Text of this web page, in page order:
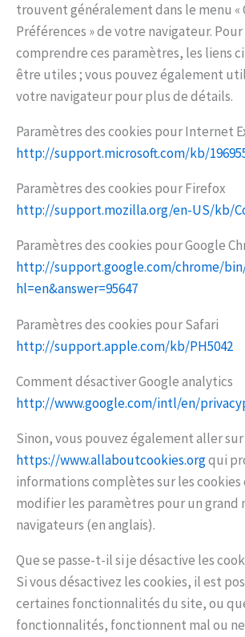
trouvent généralement dans le menu «
Préférences » de votre navigateur.
comprendre ces paramètres, les liens
être utiles ; vous pouvez également
votre navigateur pour plus de détails.
Paramètres des cookies pour Internet
http://support.microsoft.com/kb/
Paramètres des cookies pour Firefox
http://support.mozilla.org/en-US/kb/
Paramètres des cookies pour Google
http://support.google.com/chrome/
hl=en&answer=95647
Paramètres des cookies pour Safari
http://support.apple.com/kb/PH5042
Comment désactiver Google analytics
http://www.google.com/intl/en/
Sinon, vous pouvez également aller sur
https://www.allaboutcookies.orgqui
informations complètes sur les cookies
modifier les paramètres pour un grand
navigateurs (en anglais).
Que se passe-t-il si je désactive les
Si vous désactivez les cookies, il est
certaines fonctionnalités du site, ou
fonctionnalités, fonctionnent mal ou